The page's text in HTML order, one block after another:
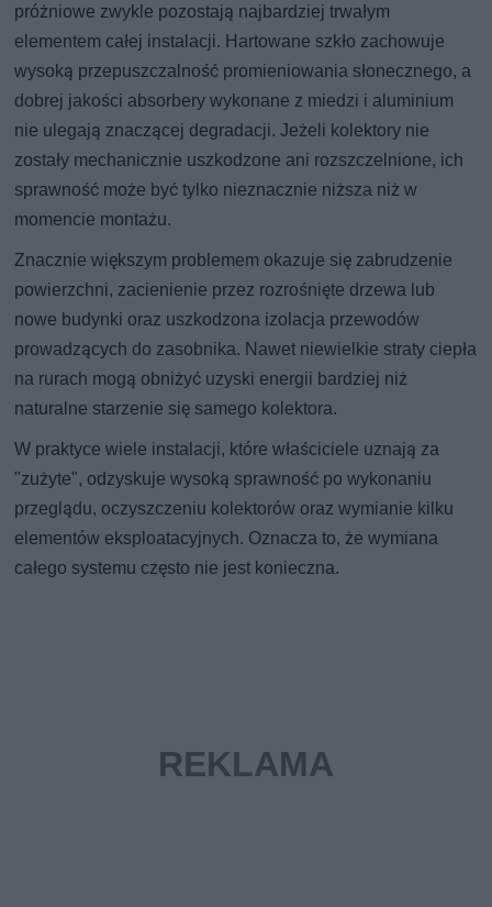
próżniowe zwykle pozostają najbardziej trwałym
elementem całej instalacji. Hartowane szkło zachowuje
wysoką przepuszczalność promieniowania słonecznego, a
dobrej jakości absorbery wykonane z miedzi i aluminium
nie ulegają znaczącej degradacji. Jeżeli kolektory nie
zostały mechanicznie uszkodzone ani rozszczelnione, ich
sprawność może być tylko nieznacznie niższa niż w
momencie montażu.
Znacznie większym problemem okazuje się zabrudzenie
powierzchni, zacienienie przez rozrośnięte drzewa lub
nowe budynki oraz uszkodzona izolacja przewodów
prowadzących do zasobnika. Nawet niewielkie straty ciepła
na rurach mogą obniżyć uzyski energii bardziej niż
naturalne starzenie się samego kolektora.
W praktyce wiele instalacji, które właściciele uznają za
"zużyte", odzyskuje wysoką sprawność po wykonaniu
przeglądu, oczyszczeniu kolektorów oraz wymianie kilku
elementów eksploatacyjnych. Oznacza to, że wymiana
całego systemu często nie jest konieczna.